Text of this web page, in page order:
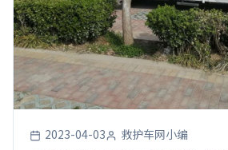
2023-04-03 救护车网小编